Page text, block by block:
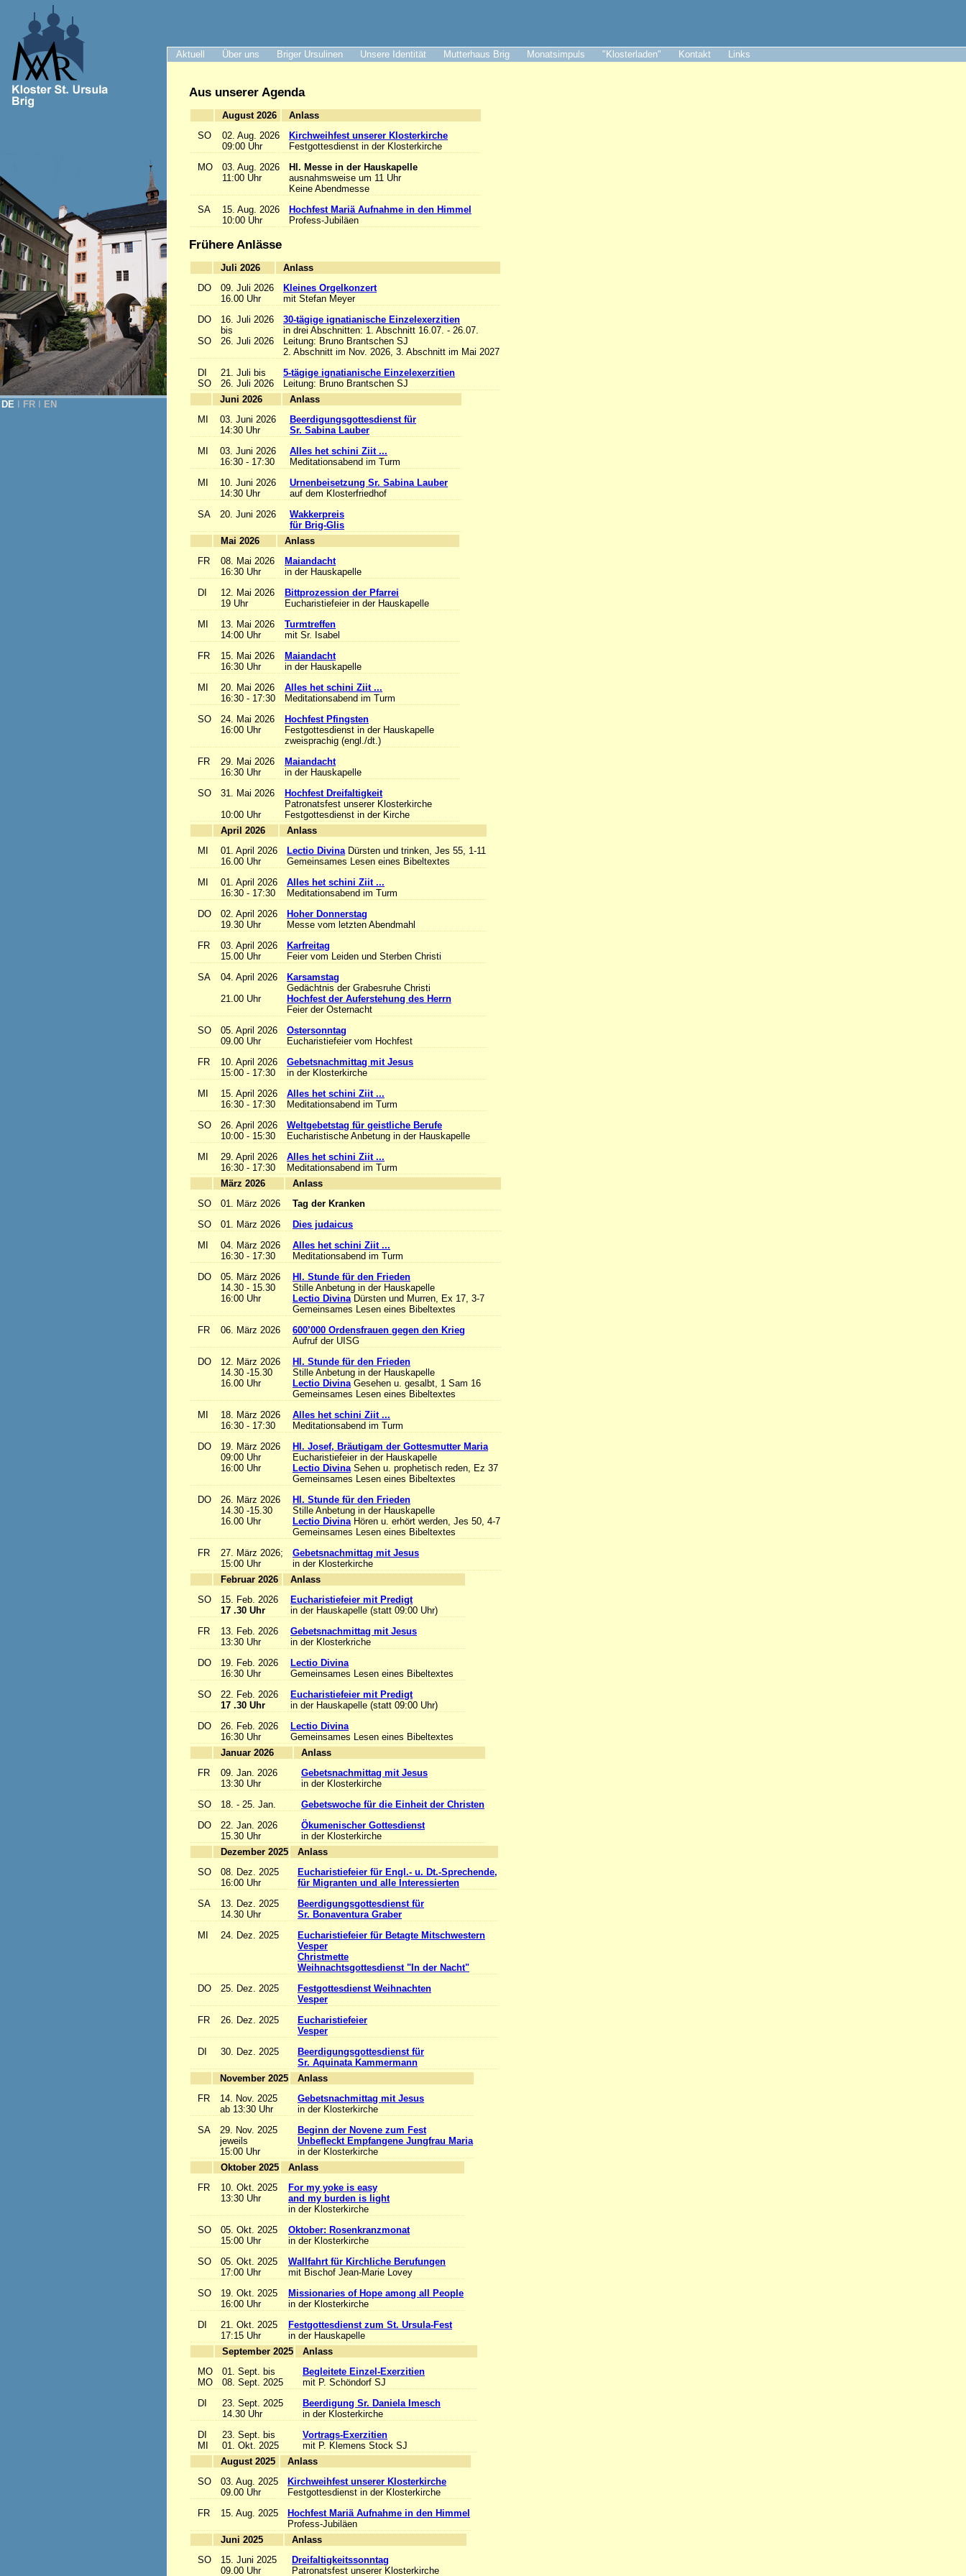
Aktuell Über uns Briger Ursulinen Unsere Identität Mutterhaus Brig Monatsimpuls "Klosterladen" Kontakt Links
DE FR EN
Aus unserer Agenda
August 2026
Anlass
SO
02. Aug. 2026
09:00 Uhr
Kirchweihfest unserer Klosterkirche
Festgottesdienst in der Klosterkirche
MO
03. Aug. 2026
11:00 Uhr
Hl. Messe in der Hauskapelle
ausnahmsweise um 11 Uhr
Keine Abendmesse
SA
15. Aug. 2026
10:00 Uhr
Hochfest Mariä Aufnahme in den Himmel
Profess-Jubiläen
Frühere Anlässe
Juli 2026
Anlass
DO
09. Juli 2026
16.00 Uhr
Kleines Orgelkonzert
mit Stefan Meyer
DO
SO
16. Juli 2026
bis
26. Juli 2026
30-tägige ignatianische Einzelexerzitien
in drei Abschnitten: 1. Abschnitt 16.07. - 26.07.
Leitung: Bruno Brantschen SJ
2. Abschnitt im Nov. 2026, 3. Abschnitt im Mai 2027
DI
SO
21. Juli bis
26. Juli 2026
5-tägige ignatianische Einzelexerzitien
Leitung: Bruno Brantschen SJ
Juni 2026
Anlass
MI
03. Juni 2026
14:30 Uhr
Beerdigungsgottesdienst für
Sr. Sabina Lauber
MI
03. Juni 2026
16:30 - 17:30
Alles het schini Ziit ...
Meditationsabend im Turm
MI
10. Juni 2026
14:30 Uhr
Urnenbeisetzung Sr. Sabina Lauber
auf dem Klosterfriedhof
SA
20. Juni 2026
Wakkerpreis
für Brig-Glis
Mai 2026
Anlass
FR
08. Mai 2026
16:30 Uhr
Maiandacht
in der Hauskapelle
DI
12. Mai 2026
19 Uhr
Bittprozession der Pfarrei
Eucharistiefeier in der Hauskapelle
MI
13. Mai 2026
14:00 Uhr
Turmtreffen
mit Sr. Isabel
FR
15. Mai 2026
16:30 Uhr
Maiandacht
in der Hauskapelle
MI
20. Mai 2026
16:30 - 17:30
Alles het schini Ziit ...
Meditationsabend im Turm
SO
24. Mai 2026
16:00 Uhr
Hochfest Pfingsten
Festgottesdienst in der Hauskapelle
zweisprachig (engl./dt.)
FR
29. Mai 2026
16:30 Uhr
Maiandacht
in der Hauskapelle
SO
31. Mai 2026
10:00 Uhr
Hochfest Dreifaltigkeit
Patronatsfest unserer Klosterkirche
Festgottesdienst in der Kirche
April 2026
Anlass
MI
01. April 2026
16.00 Uhr
Lectio DivinaDürsten und trinken, Jes 55, 1-11
Gemeinsames Lesen eines Bibeltextes
MI
01. April 2026
16:30 - 17:30
Alles het schini Ziit ...
Meditationsabend im Turm
DO
02. April 2026
19.30 Uhr
Hoher Donnerstag
Messe vom letzten Abendmahl
FR
03. April 2026
15.00 Uhr
Karfreitag
Feier vom Leiden und Sterben Christi
SA
04. April 2026
21.00 Uhr
Karsamstag
Gedächtnis der Grabesruhe Christi
Hochfest der Auferstehung des Herrn
Feier der Osternacht
SO
05. April 2026
09.00 Uhr
Ostersonntag
Eucharistiefeier vom Hochfest
FR
10. April 2026
15:00 - 17:30
Gebetsnachmittag mit Jesus
in der Klosterkirche
MI
15. April 2026
16:30 - 17:30
Alles het schini Ziit ...
Meditationsabend im Turm
SO
26. April 2026
10:00 - 15:30
Weltgebetstag für geistliche Berufe
Eucharistische Anbetung in der Hauskapelle
MI
29. April 2026
16:30 - 17:30
Alles het schini Ziit ...
Meditationsabend im Turm
März 2026
Anlass
SO
01. März 2026
Tag der Kranken
SO
01. März 2026
Dies judaicus
MI
04. März 2026
16:30 - 17:30
Alles het schini Ziit ...
Meditationsabend im Turm
DO
05. März 2026
14.30 - 15.30
16:00 Uhr
Hl. Stunde für den Frieden
Stille Anbetung in der Hauskapelle
Lectio DivinaDürsten und Murren, Ex 17, 3-7
Gemeinsames Lesen eines Bibeltextes
FR
06. März 2026
600’000 Ordensfrauen gegen den Krieg
Aufruf der UISG
DO
12. März 2026
14.30 -15.30
16.00 Uhr
Hl. Stunde für den Frieden
Stille Anbetung in der Hauskapelle
Lectio DivinaGesehen u. gesalbt, 1 Sam 16
Gemeinsames Lesen eines Bibeltextes
MI
18. März 2026
16:30 - 17:30
Alles het schini Ziit ...
Meditationsabend im Turm
DO
19. März 2026
09:00 Uhr
16:00 Uhr
Hl. Josef, Bräutigam der Gottesmutter Maria
Eucharistiefeier in der Hauskapelle
Lectio DivinaSehen u. prophetisch reden, Ez 37
Gemeinsames Lesen eines Bibeltextes
DO
26. März 2026
14.30 -15.30
16.00 Uhr
Hl. Stunde für den Frieden
Stille Anbetung in der Hauskapelle
Lectio DivinaHören u. erhört werden, Jes 50, 4-7
Gemeinsames Lesen eines Bibeltextes
FR
27. März 2026;
15:00 Uhr
Gebetsnachmittag mit Jesus
in der Klosterkirche
Februar 2026
Anlass
SO
15. Feb. 2026
17 .30 Uhr
Eucharistiefeier mit Predigt
in der Hauskapelle (statt 09:00 Uhr)
FR
13. Feb. 2026
13:30 Uhr
Gebetsnachmittag mit Jesus
in der Klosterkriche
DO
19. Feb. 2026
16:30 Uhr
Lectio Divina
Gemeinsames Lesen eines Bibeltextes
SO
22. Feb. 2026
17 .30 Uhr
Eucharistiefeier mit Predigt
in der Hauskapelle (statt 09:00 Uhr)
DO
26. Feb. 2026
16:30 Uhr
Lectio Divina
Gemeinsames Lesen eines Bibeltextes
Januar 2026
Anlass
FR
09. Jan. 2026
13:30 Uhr
Gebetsnachmittag mit Jesus
in der Klosterkirche
SO
18. - 25. Jan.
Gebetswoche für die Einheit der Christen
DO
22. Jan. 2026
15.30 Uhr
Ökumenischer Gottesdienst
in der Klosterkirche
Dezember 2025
Anlass
SO
08. Dez. 2025
16:00 Uhr
Eucharistiefeier für Engl.- u. Dt.-Sprechende,
für Migranten und alle Interessierten
SA
13. Dez. 2025
14.30 Uhr
Beerdigungsgottesdienst für
Sr. Bonaventura Graber
MI
24. Dez. 2025
Eucharistiefeier für Betagte Mitschwestern
Vesper
Christmette
Weihnachtsgottesdienst "In der Nacht"
DO
25. Dez. 2025
Festgottesdienst Weihnachten
Vesper
FR
26. Dez. 2025
Eucharistiefeier
Vesper
DI
30. Dez. 2025
Beerdigungsgottesdienst für
Sr. Aquinata Kammermann
November 2025
Anlass
FR
14. Nov. 2025
ab 13:30 Uhr
Gebetsnachmittag mit Jesus
in der Klosterkirche
SA
29. Nov. 2025
jeweils
15:00 Uhr
Beginn der Novene zum Fest
Unbefleckt Empfangene Jungfrau Maria
in der Klosterkirche
Oktober 2025
Anlass
FR
10. Okt. 2025
13:30 Uhr
For my yoke is easy
and my burden is light
in der Klosterkirche
SO
05. Okt. 2025
15:00 Uhr
Oktober: Rosenkranzmonat
in der Klosterkirche
SO
05. Okt. 2025
17:00 Uhr
Wallfahrt für Kirchliche Berufungen
mit Bischof Jean-Marie Lovey
SO
19. Okt. 2025
16:00 Uhr
Missionaries of Hope among all People
in der Klosterkirche
DI
21. Okt. 2025
17:15 Uhr
Festgottesdienst zum St. Ursula-Fest
in der Hauskapelle
September 2025
Anlass
MO
MO
01. Sept. bis
08. Sept. 2025
Begleitete Einzel-Exerzitien
mit P. Schöndorf SJ
DI
23. Sept. 2025
14.30 Uhr
Beerdigung Sr. Daniela Imesch
in der Klosterkirche
DI
MI
23. Sept. bis
01. Okt. 2025
Vortrags-Exerzitien
mit P. Klemens Stock SJ
August 2025
Anlass
SO
03. Aug. 2025
09.00 Uhr
Kirchweihfest unserer Klosterkirche
Festgottesdienst in der Klosterkirche
FR
15. Aug. 2025
Hochfest Mariä Aufnahme in den Himmel
Profess-Jubiläen
Juni 2025
Anlass
SO
15. Juni 2025
09.00 Uhr
Dreifaltigkeitssonntag
Patronatsfest unserer Klosterkirche